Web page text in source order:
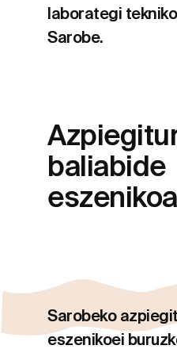
laborategi
Sarobe.
baliabide
Sarobeko
eszenikoei